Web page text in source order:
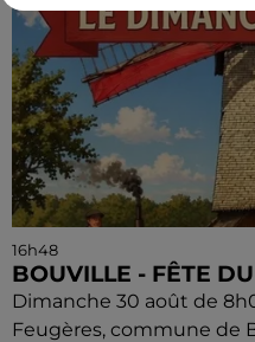
16h48
BOUVILLE - FÊTE
Dimanche 30 août de
Feugères, commune de